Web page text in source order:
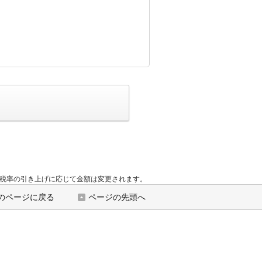
の引き上げに応じて金額は変更されます。
ページの先頭へ
ページに戻る